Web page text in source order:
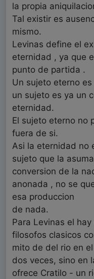
la propia
Tal existir es
mismo.
Levinas define el
eternidad , ya que
punto de partida .
Un sujeto eterno
un sujeto es ya un
eternidad.
El sujeto eterno no
fuera de si.
Asi la eternidad no
sujeto que la
conversion de la
anonada , no se
esa produccion
de nada.
Para Levinas el
filosofos clasicos
mito de del rio en
dos veces, sino en
ofrece Cratilo - un